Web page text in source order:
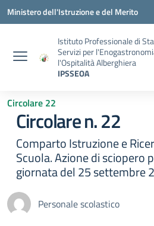
Vai ai contenuti
Vai al menu di navigazione
Vai al footer
Ministero dell'Istruzione e del Merito
Istituto Professionale di
Servizi per
l'Ospitalità Alberghiera
IPSSEOA
Circolare 22
Circolare n. 22
Comparto Istruzione e
Scuola. Azione di sciopero
giornata del 25 settembre
Personale scolastico